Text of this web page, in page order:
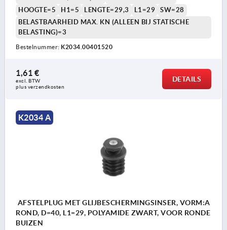
HOOGTE=5
H1=5 LENGTE=29,3 L1=29
SW=28
BELASTBAARHEID MAX. KN (ALLEEN BIJ STATISCHE
BELASTING)=3
Bestelnummer: K2034.00401520
1,61 €
excl. BTW
plus verzendkosten
DETAILS
K2034 A
AFSTELPLUG MET GLIJBESCHERMINGSINSER, VORM:A
ROND, D=40, L1=29, POLYAMIDE ZWART, VOOR RONDE
BUIZEN